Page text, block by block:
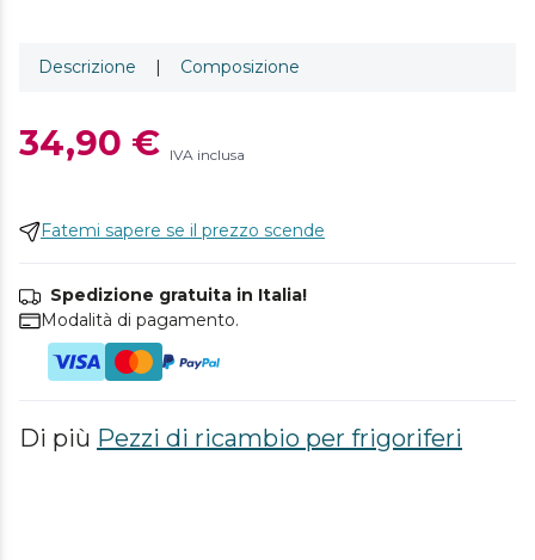
Descrizione | Composizione
34,90 € IVA inclusa
Fatemi sapere se il prezzo scende
Spedizione gratuita in Italia!
Modalità di pagamento.
Di più Pezzi di ricambio per frigoriferi